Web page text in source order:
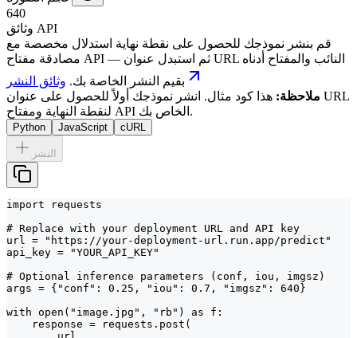
640
وثائق API
قم بنشر نموذجك للحصول على نقطة نهاية استدلال مخصصة مع
مصادقة مفتاح API — ثم استبدل عنوان URL النائب والمفتاح أدناه
بقيم النشر الخاصة بك. وثائق النشر
ملاحظة: هذا كود مثال. انشر نموذجك أولاً للحصول على عنوان URL
لنقطة النهاية ومفتاح API الخاص بك.
Python JavaScript cURL
النشر
import requests
# Replace with your deployment URL and API key
url = "https://your-deployment-url.run.app/predict"
api_key = "YOUR_API_KEY"
# Optional inference parameters (conf, iou, imgsz)
args = {"conf": 0.25, "iou": 0.7, "imgsz": 640}
with open("image.jpg", "rb") as f:
    response = requests.post(
        url,